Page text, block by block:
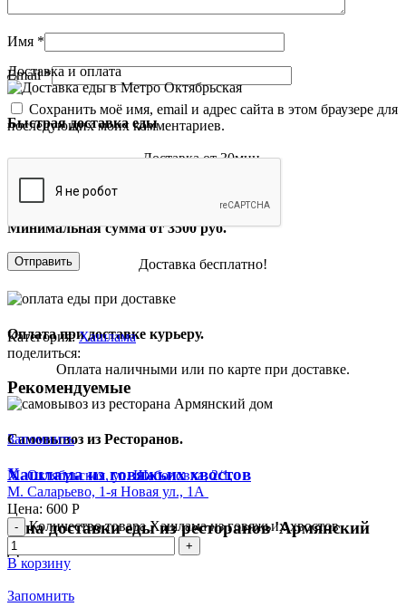
Имя *
Email*
Сохранить моё имя, email и адрес сайта в этом браузере для
последующих моих комментариев.
Доставка и оплата
Быстрая доставка еды
Доставка от 30мин.
Минимальная сумма от 3500 руб.
Доставка бесплатно!
Оплата при доставке курьеру.
Оплата наличными или по карте при доставке.
Самовывоз из Ресторанов.
М. Октябрьская, ул. Шаболовка, 2/1,
М. Саларьево, 1-я Новая ул., 1А
Зона доставки еды из ресторанов 'Армянский
Дом'
Категория: Хашлама
поделиться:
Рекомендуемые
Запомнить
Хашлама из говяжьих хвостов
Цена: 600 Р
Количество товара Хашлама из говяжьих хвостов
В корзину
Запомнить